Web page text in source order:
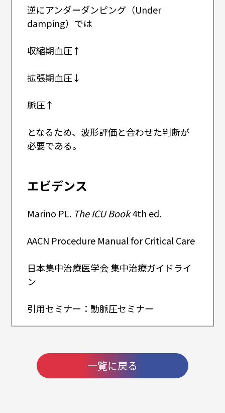
逆にアンダーダンピング（Under
damping）では
収縮期血圧↑
拡張期血圧↓
脈圧↑
となるため、波形評価と合わせた判断が
必要である。
エビデンス
Marino PL. The ICU Book4th ed.
AACN Procedure Manual for Critical Care
日本集中治療医学会 集中治療ガイドライ
ン
引用セミナー：動脈圧セミナー
一覧に戻る